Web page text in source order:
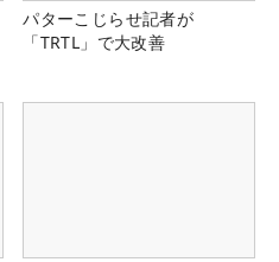
パターこじらせ記者が
「TRTL」で大改善